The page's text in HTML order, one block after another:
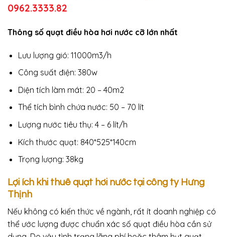
0962.3333.82
Thông số quạt điều hòa hơi nước cỡ lớn nhất
Lưu lượng gió: 11000m3/h
Công suất điện: 380w
Diện tích làm mát: 20 – 40m2
Thể tích bình chứa nước: 50 – 70 lít
Lượng nước tiêu thụ: 4 – 6 lít/h
Kích thước quạt: 840*525*140cm
Trọng lượng: 38kg
Lợi ích khi thuê quạt hơi nước tại công ty Hưng
Thịnh
Nếu không có kiến thức về ngành, rất ít doanh nghiệp có
thể ước lượng được chuẩn xác số quạt điều hòa cần sử